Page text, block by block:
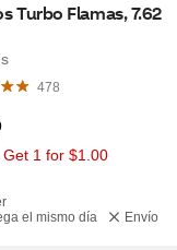
Turbo Flamas, 7.62
478
Get 1 for $1.00
el mismo día
Envío